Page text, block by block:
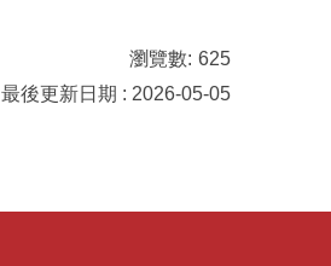
瀏覽數: 625
最後更新日期 : 2026-05-05